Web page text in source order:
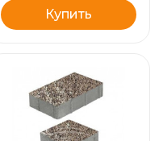
Купить